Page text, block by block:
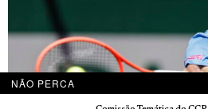
NÃO PERCA